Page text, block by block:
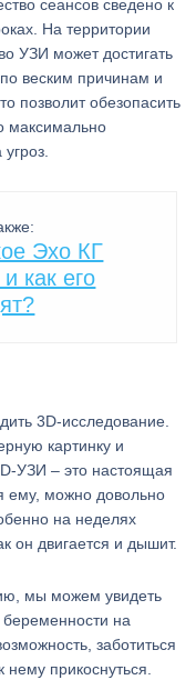
сеансов сведено к
На территории
УЗИ может достигать
веским причинам и
позволит обезопасить
максимально
Эхо КГ
как его
3D-исследование.
картинку и
УЗИ – это настоящая
ему, можно довольно
на неделях
он двигается и дышит.
мы можем увидеть
на
заботиться
прикоснуться.